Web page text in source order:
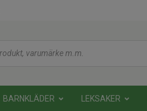
BARNKLÄDER LEKSAKER